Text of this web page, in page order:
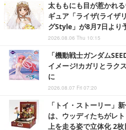
太ももにも目が惹かれ
ギュア「ライザ(ライザ
グStyle」が8月7日より
2026.08.06 Thu 10:15
「機動戦士ガンダム
イメージ!カガリとラク
に
2026.08.07 Fri 07:20
「トイ・ストーリー」
は、ウッディたちがレ
上を走る姿で立体化 2